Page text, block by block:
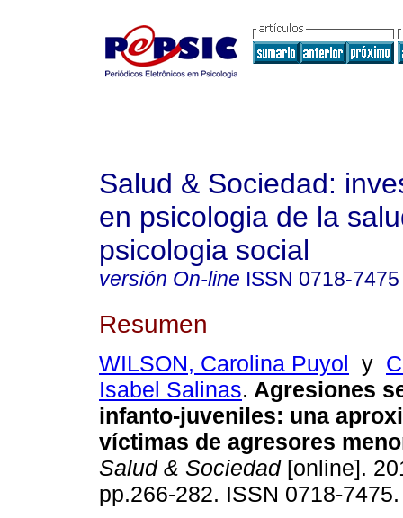
Salud & Sociedad:
en psicologia de la
psicologia social
versión On-line ISSN 0718-7475
Resumen
WILSON, Carolina Puyol y
Isabel Salinas. Agresiones
infanto-juveniles: una
víctimas de agresores
Salud & Sociedad[online].
pp.266-282. ISSN 0718-7475.